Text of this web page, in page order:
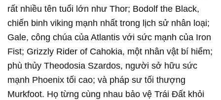
rất nhiều tên tuổi lớn như Thor; Bodolf the Black,
chiến binh viking mạnh nhất trong lịch sử nhân loại;
Gale, công chúa của Atlantis với sức mạnh của Iron
Fist; Grizzly Rider of Cahokia, một nhân vật bí hiểm;
phù thủy Theodosia Szardos, người sở hữu sức
mạnh Phoenix tối cao; và pháp sư tối thượng
Murkfoot. Họ từng cùng nhau bảo vệ Trái Đất khỏi